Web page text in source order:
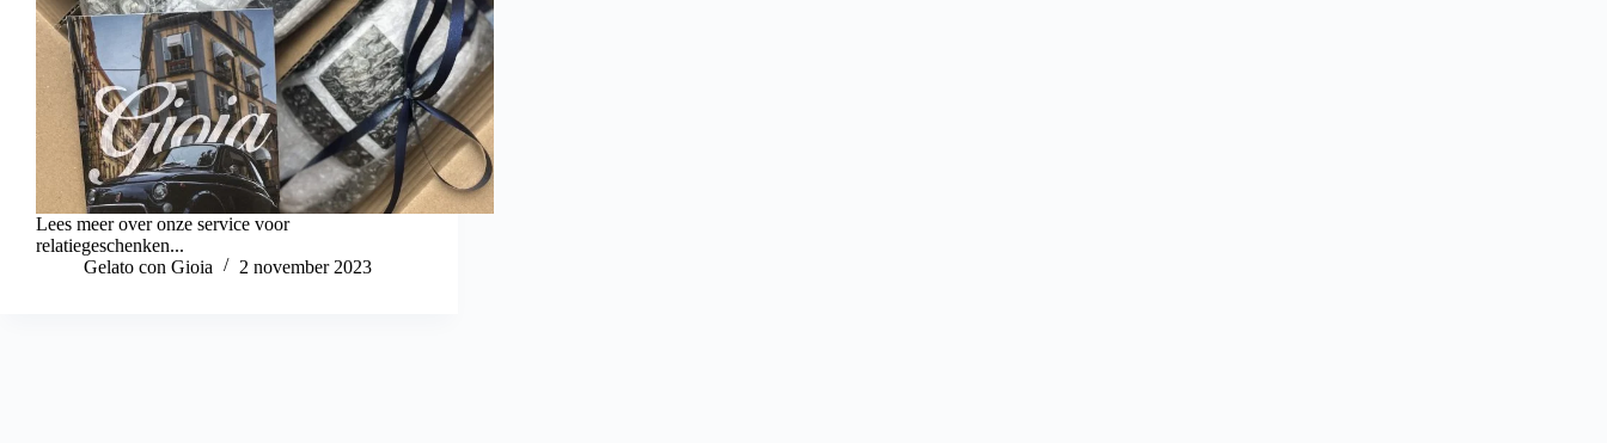
Lees meer over onze service voor
relatiegeschenken...
Gelato con Gioia
2 november 2023